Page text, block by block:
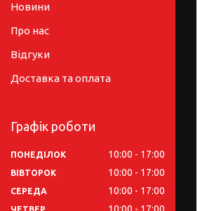
Новини
Про нас
Відгуки
Доставка та оплата
Графік роботи
ПОНЕДІЛОК 10:00 17:00
ВІВТОРОК 10:00 17:00
СЕРЕДА 10:00 17:00
ЧЕТВЕР 10:00 17:00